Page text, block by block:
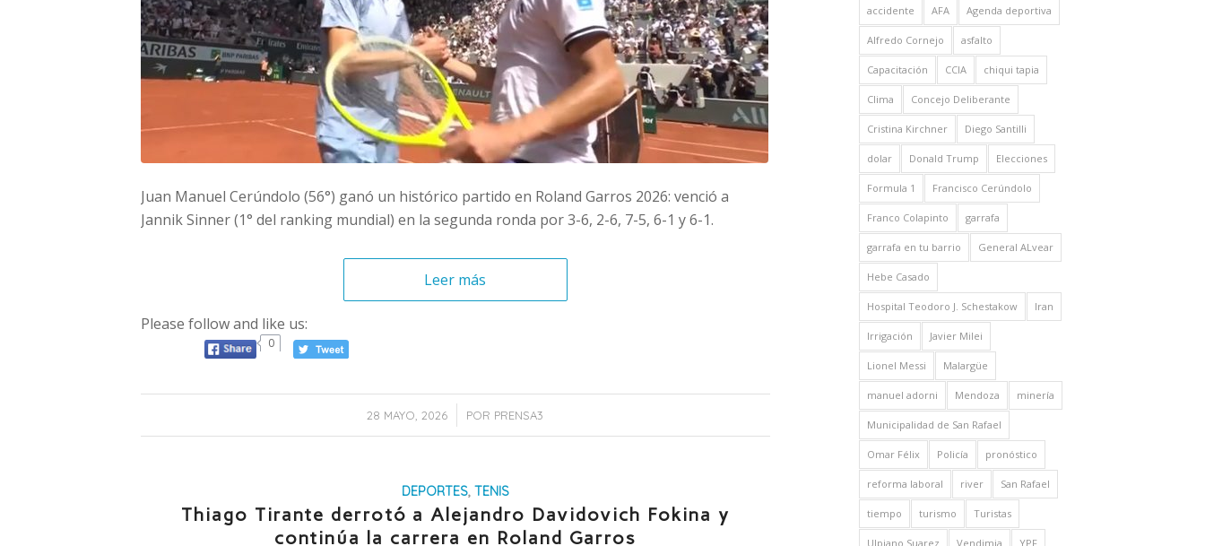
Juan Manuel Cerúndolo (56°) ganó un histórico partido en Roland Garros 2026: venció a
Jannik Sinner (1° del ranking mundial) en la segunda ronda por 3-6, 2-6, 7-5, 6-1 y 6-1.
Leer más
Please follow and like us:
0
28 MAYO, 2026
/ POR PRENSA3
DEPORTES, TENIS
Thiago Tirante derrotó a Alejandro Davidovich Fokina y
continúa la carrera en Roland Garros
accidente AFA Agenda deportiva
Alfredo Cornejo asfalto
Capacitación CCIA chiqui tapia
Clima Concejo Deliberante
Cristina Kirchner Diego Santilli
dolar Donald Trump Elecciones
Formula 1 Francisco Cerúndolo
Franco Colapinto garrafa
garrafa en tu barrio General ALvear
Hebe Casado
Hospital Teodoro J. Schestakow Iran
Irrigación Javier Milei
Lionel Messi Malargüe
manuel adorni Mendoza minería
Municipalidad de San Rafael
Omar Félix Policía pronóstico
reforma laboral river San Rafael
tiempo turismo Turistas
Ulpiano Suarez Vendimia YPF